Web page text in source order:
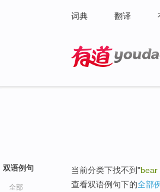
词典 翻译
双语例句
全部
当前分类下找不到"bear
查看双语例句下的全部